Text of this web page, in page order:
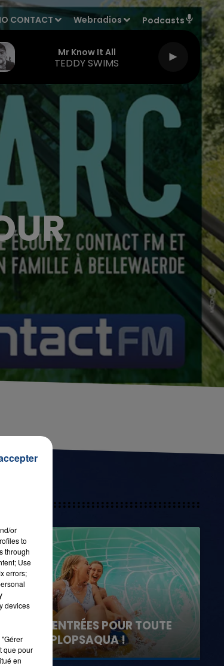
CONTACT Webradios Podcasts
Mr Know It All
TEDDY SWIMS
16h00 - 20h00
TEAM DU WEEK-END
2026
VOS ENTRÉES POUR TOUTE
À PLOPSAQUA !
or
to
through
Use
errors;
devices
que pour
en